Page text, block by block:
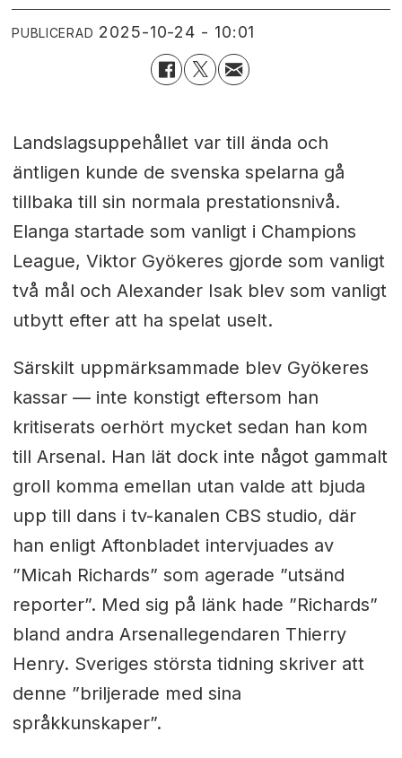
PUBLICERAD 2025-10-24 - 10:01
Landslagsuppehållet var till ända och
äntligen kunde de svenska spelarna gå
tillbaka till sin normala prestationsnivå.
Elanga startade som vanligt i Champions
League, Viktor Gyökeres gjorde som vanligt
två mål och Alexander Isak blev som vanligt
utbytt efter att ha spelat uselt.
Särskilt uppmärksammade blev Gyökeres
kassar — inte konstigt eftersom han
kritiserats oerhört mycket sedan han kom
till Arsenal. Han lät dock inte något gammalt
groll komma emellan utan valde att bjuda
upp till dans i tv-kanalen CBS studio, där
han enligt Aftonbladet intervjuades av
”Micah Richards” som agerade ”utsänd
reporter”. Med sig på länk hade ”Richards”
bland andra Arsenallegendaren Thierry
Henry. Sveriges största tidning skriver att
denne ”briljerade med sina
språkkunskaper”.